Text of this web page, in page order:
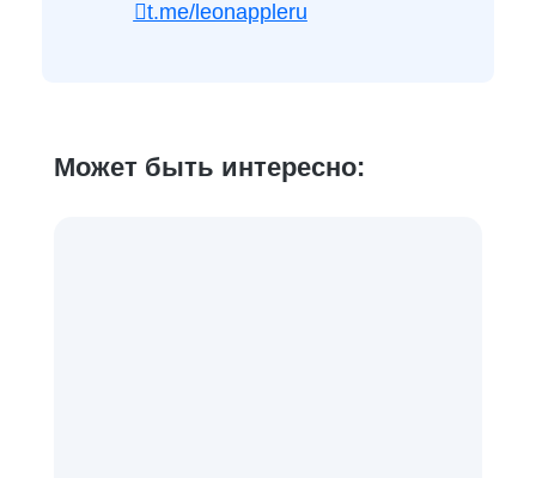
t.me/leonappleru
Может быть интересно: